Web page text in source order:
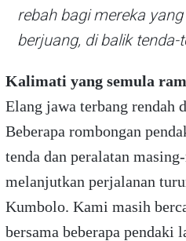
rebah bagi mereka
berjuang, di balik tenda-
Kalimati yang semula
Elang jawa terbang rendah
Beberapa rombongan
tenda dan peralatan
melanjutkan perjalanan
Kumbolo. Kami masih
bersama beberapa pendaki